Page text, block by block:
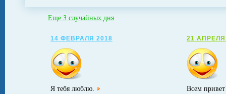
Еще 3 случайных дня
14 ФЕВРАЛЯ 2018
Я тебя люблю.
21
Всем